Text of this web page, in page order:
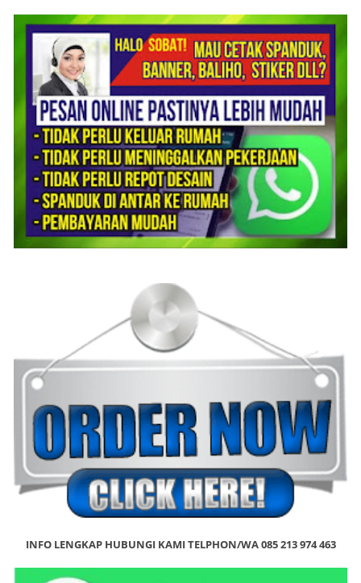
INFO LENGKAP HUBUNGI KAMI TELPHON/WA 085 213 974 463